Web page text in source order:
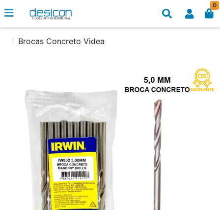
0
Brocas Concreto Videa